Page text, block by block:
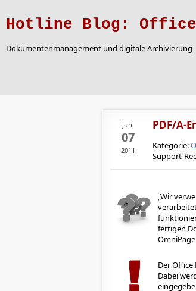
Hotline Blog: Office
Dokumentenmanagement und digitale Archivierung
Juni
07
2011
PDF/A-
Kategorie:
Support-
Wir
fertigen
Der
Dabei